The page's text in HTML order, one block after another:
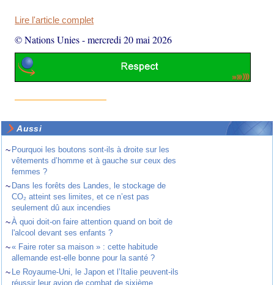
Lire l'article complet
© Nations Unies-mercredi 20 mai 2026
Aussi
~ Pourquoi les boutons sont-ils à droite sur les
vêtements d’homme et à gauche sur ceux des
femmes ?
~ Dans les forêts des Landes, le stockage de
CO₂ atteint ses limites, et ce n’est pas
seulement dû aux incendies
~À quoi doit-on faire attention quand on boit de
l'alcool devant ses enfants ?
~« Faire roter sa maison » : cette habitude
allemande est-elle bonne pour la santé ?
~ Le Royaume-Uni, le Japon et l’Italie peuvent-ils
réussir leur avion de combat de sixième